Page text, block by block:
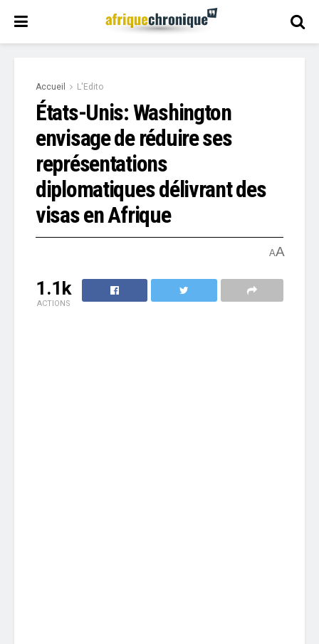
Accueil L'Edito
États-Unis: Washington
envisage de réduire ses
représentations
diplomatiques délivrant des
visas en Afrique
AA
1.1k
ACTIONS